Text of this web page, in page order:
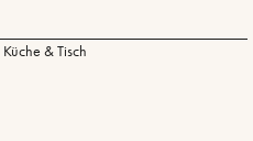
Küche & Tisch